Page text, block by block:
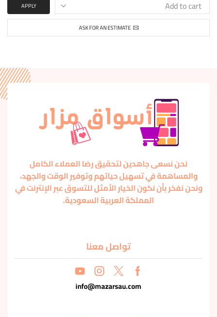
APPLY
ASK FOR AN ESTIMATE
نحن نسعى جاهدين لتحقيق رضا العملاء الكامل
والمساهمة في تسهيل حياتهم وتوفير الوقت والجهد،
ونحن نفخر بأن نكون الخيار الأمثل للتسوق عبر الإنترنت في
المملكة العربية السعودية.
تواصل معنا
info@mazarsau.com